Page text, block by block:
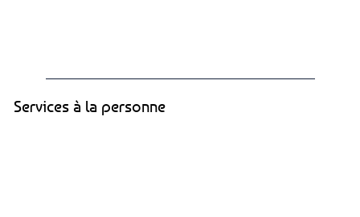
Services à la personne